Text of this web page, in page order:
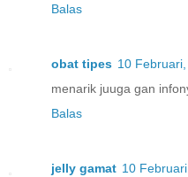
Balas
obat tipes 10
menarik juuga gan
Balas
jelly gamat 10